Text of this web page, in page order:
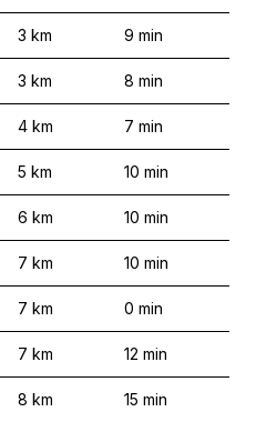
3 km 9 min
3 km 8 min
4 km 7 min
5 km 10 min
6 km 10 min
7 km 10 min
7 km 0 min
7 km 12 min
8 km 15 min